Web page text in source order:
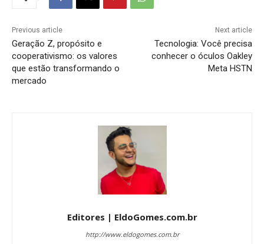
Previous article
Geração Z, propósito e
cooperativismo: os valores
que estão transformando o
mercado
Next article
Tecnologia: Você precisa
conhecer o óculos Oakley
Meta HSTN
Editores | EldoGomes.com.br
http://www.eldogomes.com.br